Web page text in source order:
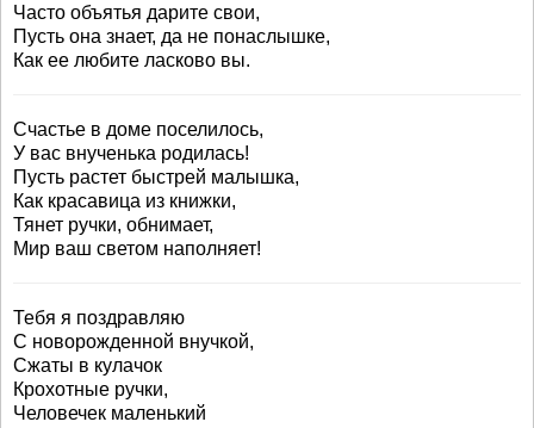
Часто объятья дарите свои,
Пусть она знает, да не понаслышке,
Как ее любите ласково вы.
Счастье в доме поселилось,
У вас внученька родилась!
Пусть растет быстрей малышка,
Как красавица из книжки,
Тянет ручки, обнимает,
Мир ваш светом наполняет!
Тебя я поздравляю
С новорожденной внучкой,
Сжаты в кулачок
Крохотные ручки,
Человечек маленький